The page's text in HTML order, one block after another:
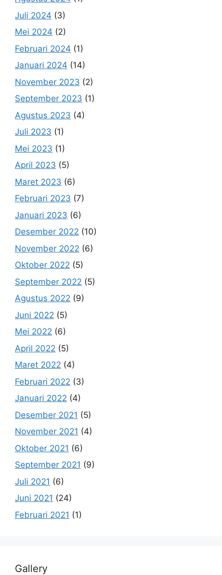
Juli 2024 (3)
Mei 2024 (2)
Februari 2024 (1)
Januari 2024 (14)
November 2023 (2)
September 2023 (1)
Agustus 2023 (4)
Juli 2023 (1)
Mei 2023 (1)
April 2023 (5)
Maret 2023 (6)
Februari 2023 (7)
Januari 2023 (6)
Desember 2022 (10)
November 2022 (6)
Oktober 2022 (5)
September 2022 (5)
Agustus 2022 (9)
Juni 2022 (5)
Mei 2022 (6)
April 2022 (5)
Maret 2022 (4)
Februari 2022 (3)
Januari 2022 (4)
Desember 2021 (5)
November 2021 (4)
Oktober 2021 (6)
September 2021 (9)
Juli 2021 (6)
Juni 2021 (24)
Februari 2021 (1)
Gallery